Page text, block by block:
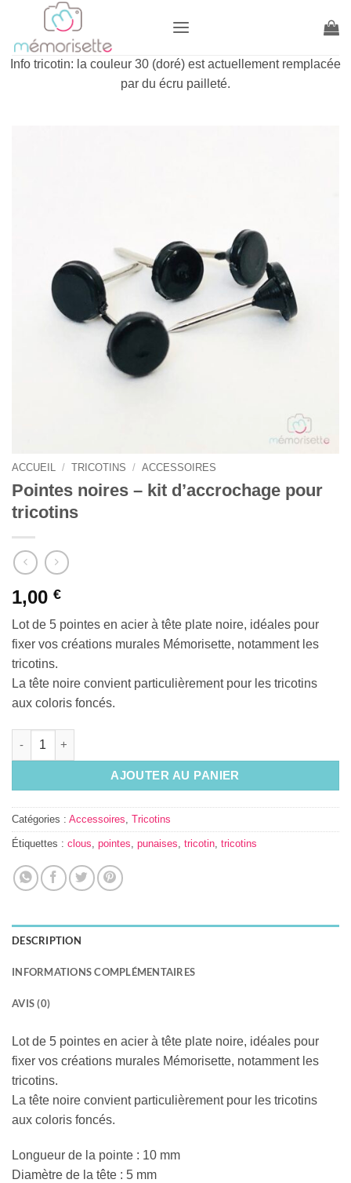
contenu
Info tricotin: la couleur 30 (doré) est actuellement remplacée
par du écru pailleté.
ACCUEIL / TRICOTINS / ACCESSOIRES
Pointes noires – kit d’accrochage pour
tricotins
1,00 €
Lot de 5 pointes en acier à tête plate noire, idéales pour
fixer vos créations murales Mémorisette, notamment les
tricotins.
La tête noire convient particulièrement pour les tricotins
aux coloris foncés.
quantité de Pointes noires - kit d'accrochage pour tricotins
AJOUTER AU PANIER
Catégories : Accessoires Tricotins
Étiquettes : clous pointes punaises tricotin tricotins
DESCRIPTION
INFORMATIONS COMPLÉMENTAIRES
AVIS (0)
Lot de 5 pointes en acier à tête plate noire, idéales pour
fixer vos créations murales Mémorisette, notamment les
tricotins.
La tête noire convient particulièrement pour les tricotins
aux coloris foncés.
Longueur de la pointe : 10 mm
Diamètre de la tête : 5 mm